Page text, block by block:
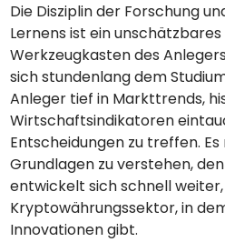
Die Disziplin der Forschung
Lernens ist ein
Werkzeugkasten des
sich stundenlang dem
Anleger tief in Markttrends,
Wirtschaftsindikatoren
Entscheidungen zu treffen.
Grundlagen zu verstehen,
entwickelt sich schnell
Kryptowährungssektor, in
Innovationen gibt.